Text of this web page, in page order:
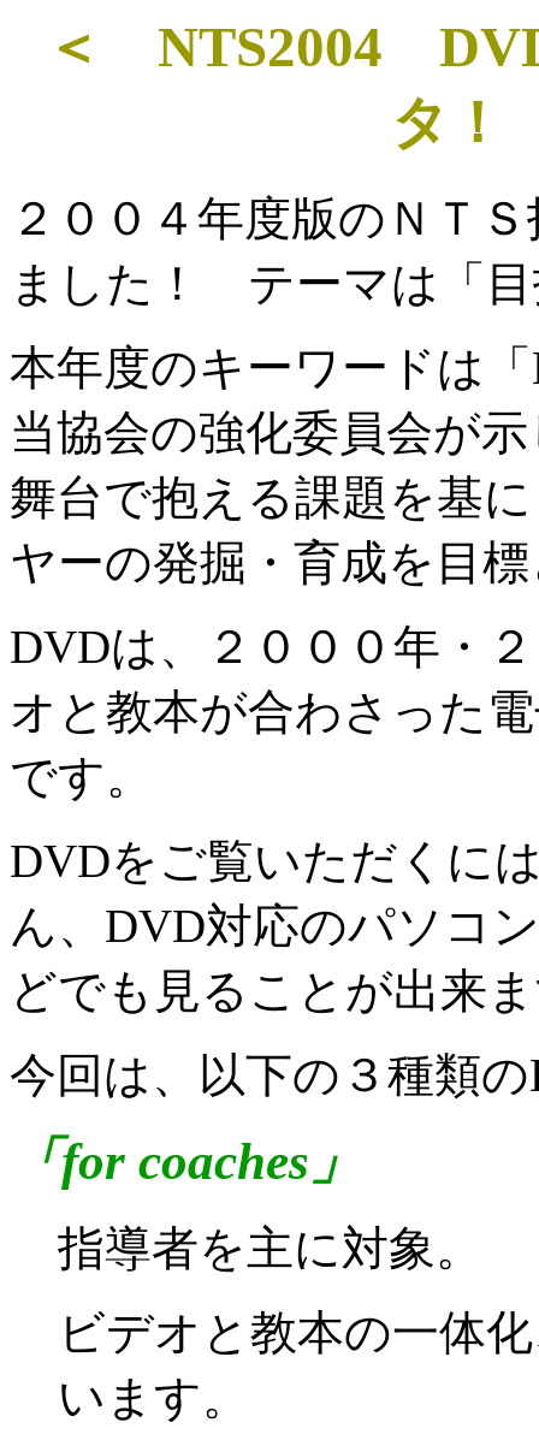
＜ NTS2004
タ
２００４年度版のＮＴ
ました！ テーマは「
本年度のキーワードは
当協会の強化委員会が
舞台で抱える課題を基
ヤーの発掘・育成を目
DVDは、２０００年・
オと教本が合わさった
です。
DVDをご覧いただくに
ん、DVD対応のパソコ
どでも見ることが出来
今回は、以下の３種類
「for coaches」
指導者を主に対象。
ビデオと教本の一体
います。